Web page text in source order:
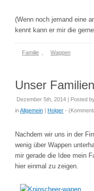
(Wenn noch jemand eine
kennt kann er mir die
Familie Wappen
Unser
Dezember 5th, 2014 | Posted
inAllgemein | Holger - (
Nachdem wir uns in der
wenig über Wappen
mir gerade die Idee mein
hier einmal zu zeigen.